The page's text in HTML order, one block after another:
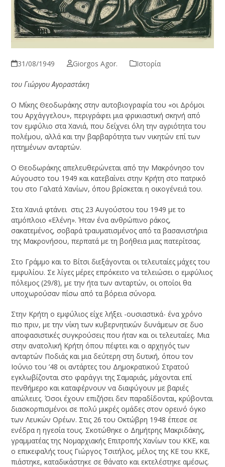
31/08/1949 Giorgos Agor. Ιστορία
του Γιώργου Αγοραστάκη
Ο Μίκης Θεοδωράκης στην αυτοβιογραφία του «οι Δρόμοι
του Αρχάγγελου», περιγράφει μια φρικιαστική σκηνή από
τον εμφύλιο στα Χανιά, που δείχνει όλη την αγριότητα του
πολέμου, αλλά και την βαρβαρότητα των νικητών επί των
ηττημένων ανταρτών.
Ο Θεοδωράκης απελευθερώνεται από την Μακρόνησο τον
Αύγουστο του 1949 και κατεβαίνει στην Κρήτη στο πατρικό
του στο Γαλατά Χανίων, όπου βρίσκεται η οικογένειά του.
Στα Χανιά φτάνει στις 23 Αυγούστου του 1949 με το
ατμόπλοιο «Ελένη». Ήταν ένα ανθρώπινο ράκος,
σακατεμένος, σοβαρά τραυματισμένος από τα βασανιστήρια
της Μακρονήσου, περπατά με τη βοήθεια μιας πατερίτσας.
Στο Γράμμο και το Βίτσι διεξάγονται οι τελευταίες μάχες του
εμφυλίου. Σε λίγες μέρες επρόκειτο να τελειώσει ο εμφύλιος
πόλεμος (29/8), με την ήτα των ανταρτών, οι οποίοι θα
υποχωρούσαν πίσω από τα βόρεια σύνορα.
Στην Κρήτη ο εμφύλιος είχε λήξει -ουσιαστικά- ένα χρόνο
πιο πριν, με την νίκη των κυβερνητικών δυνάμεων σε δυο
αποφασιστικές συγκρούσεις που ήταν και οι τελευταίες. Μια
στην ανατολική Κρήτη όπου πέφτει και ο αρχηγός των
ανταρτών Ποδιάς και μια δεύτερη στη δυτική, όπου τον
Ιούνιο του ’48 οι αντάρτες του Δημοκρατικού Στρατού
εγκλωβίζονται στο φαράγγι της Σαμαριάς, μάχονται επί
πενθήμερο και καταφέρνουν να διαφύγουν με βαριές
απώλειες. Όσοι έχουν επιζήσει δεν παραδίδονται, κρύβονται
διασκορπισμένοι σε πολύ μικρές ομάδες στον ορεινό όγκο
των Λευκών Ορέων. Στις 26 του Οκτώβρη 1948 έπεσε σε
ενέδρα η ηγεσία τους. Σκοτώθηκε ο Δημήτρης Μακριδάκης,
γραμματέας της Νομαρχιακής Επιτροπής Χανίων του ΚΚΕ, και
ο επικεφαλής τους Γιώργος Τσιτήλος, μέλος της ΚΕ του ΚΚΕ,
πιάστηκε, καταδικάστηκε σε θάνατο και εκτελέστηκε αμέσως.